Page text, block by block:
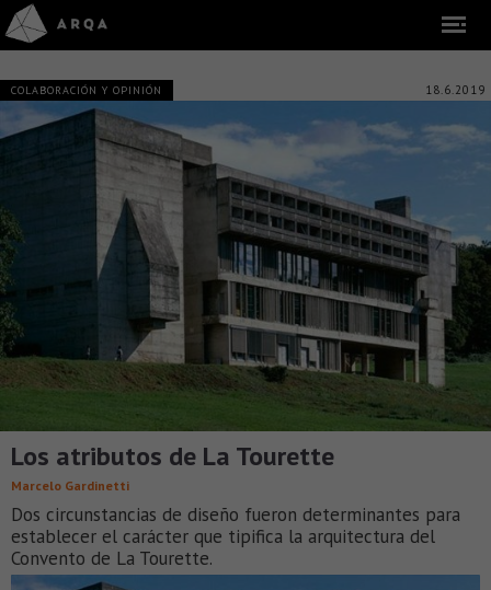
COLABORACIÓN Y OPINIÓN 18.6.2019
Los atributos de La Tourette
Marcelo Gardinetti
Dos circunstancias de diseño fueron determinantes para
establecer el carácter que tipifica la arquitectura del
Convento de La Tourette.